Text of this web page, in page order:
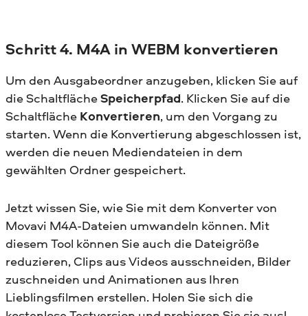
Schritt 4. M4A in WEBM konvertieren
Um den Ausgabeordner anzugeben, klicken Sie auf
die SchaltflächeSpeicherpfad. Klicken Sie auf die
Schaltfläche Konvertieren, um den Vorgang zu
starten. Wenn die Konvertierung abgeschlossen ist,
werden die neuen Mediendateien in dem
gewählten Ordner gespeichert.
Jetzt wissen Sie, wie Sie mit dem Konverter von
Movavi M4A-Dateien umwandeln können. Mit
diesem Tool können Sie auch die Dateigröße
reduzieren, Clips aus Videos ausschneiden, Bilder
zuschneiden und Animationen aus Ihren
Lieblingsfilmen erstellen. Holen Sie sich die